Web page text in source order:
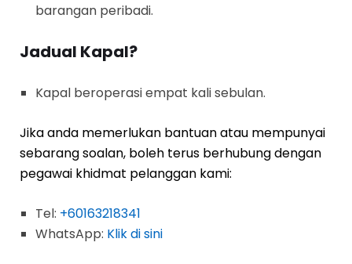
barangan peribadi.
Jadual Kapal?
Kapal beroperasi empat kali sebulan.
Jika anda memerlukan bantuan atau mempunyai
sebarang soalan, boleh terus berhubung dengan
pegawai khidmat pelanggan kami:
Tel: +60163218341
WhatsApp: Klik di sini